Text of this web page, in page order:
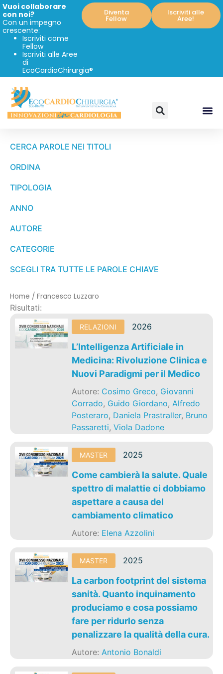
Vuoi collaborare
con noi?
Con un impegno
crescente:
Iscriviti come
Fellow
Iscriviti alle Aree
di
EcoCardioChirurgia®
Diventa
Fellow
Iscriviti alle
Aree!
CERCA PAROLE NEI TITOLI
ORDINA
TIPOLOGIA
ANNO
AUTORE
CATEGORIE
SCEGLI TRA TUTTE LE PAROLE CHIAVE
Home / Francesco Luzzaro
Risultati:
RELAZIONI 2026
L’Intelligenza Artificiale in
Medicina: Rivoluzione Clinica e
Nuovi Paradigmi per il Medico
Autore: Cosimo Greco, Giovanni
Corrado, Guido Giordano,Alfredo
Posteraro, Daniela Prastraller, Bruno
Passaretti,Viola Dadone
MASTER 2025
Come cambierà la salute. Quale
spettro di malattie ci dobbiamo
aspettare a causa del
cambiamento climatico
Autore: Elena Azzolini
MASTER 2025
La carbon footprint del sistema
sanità. Quanto inquinamento
produciamo e cosa possiamo
fare per ridurlo senza
penalizzare la qualità della cura.
Autore:Antonio Bonaldi